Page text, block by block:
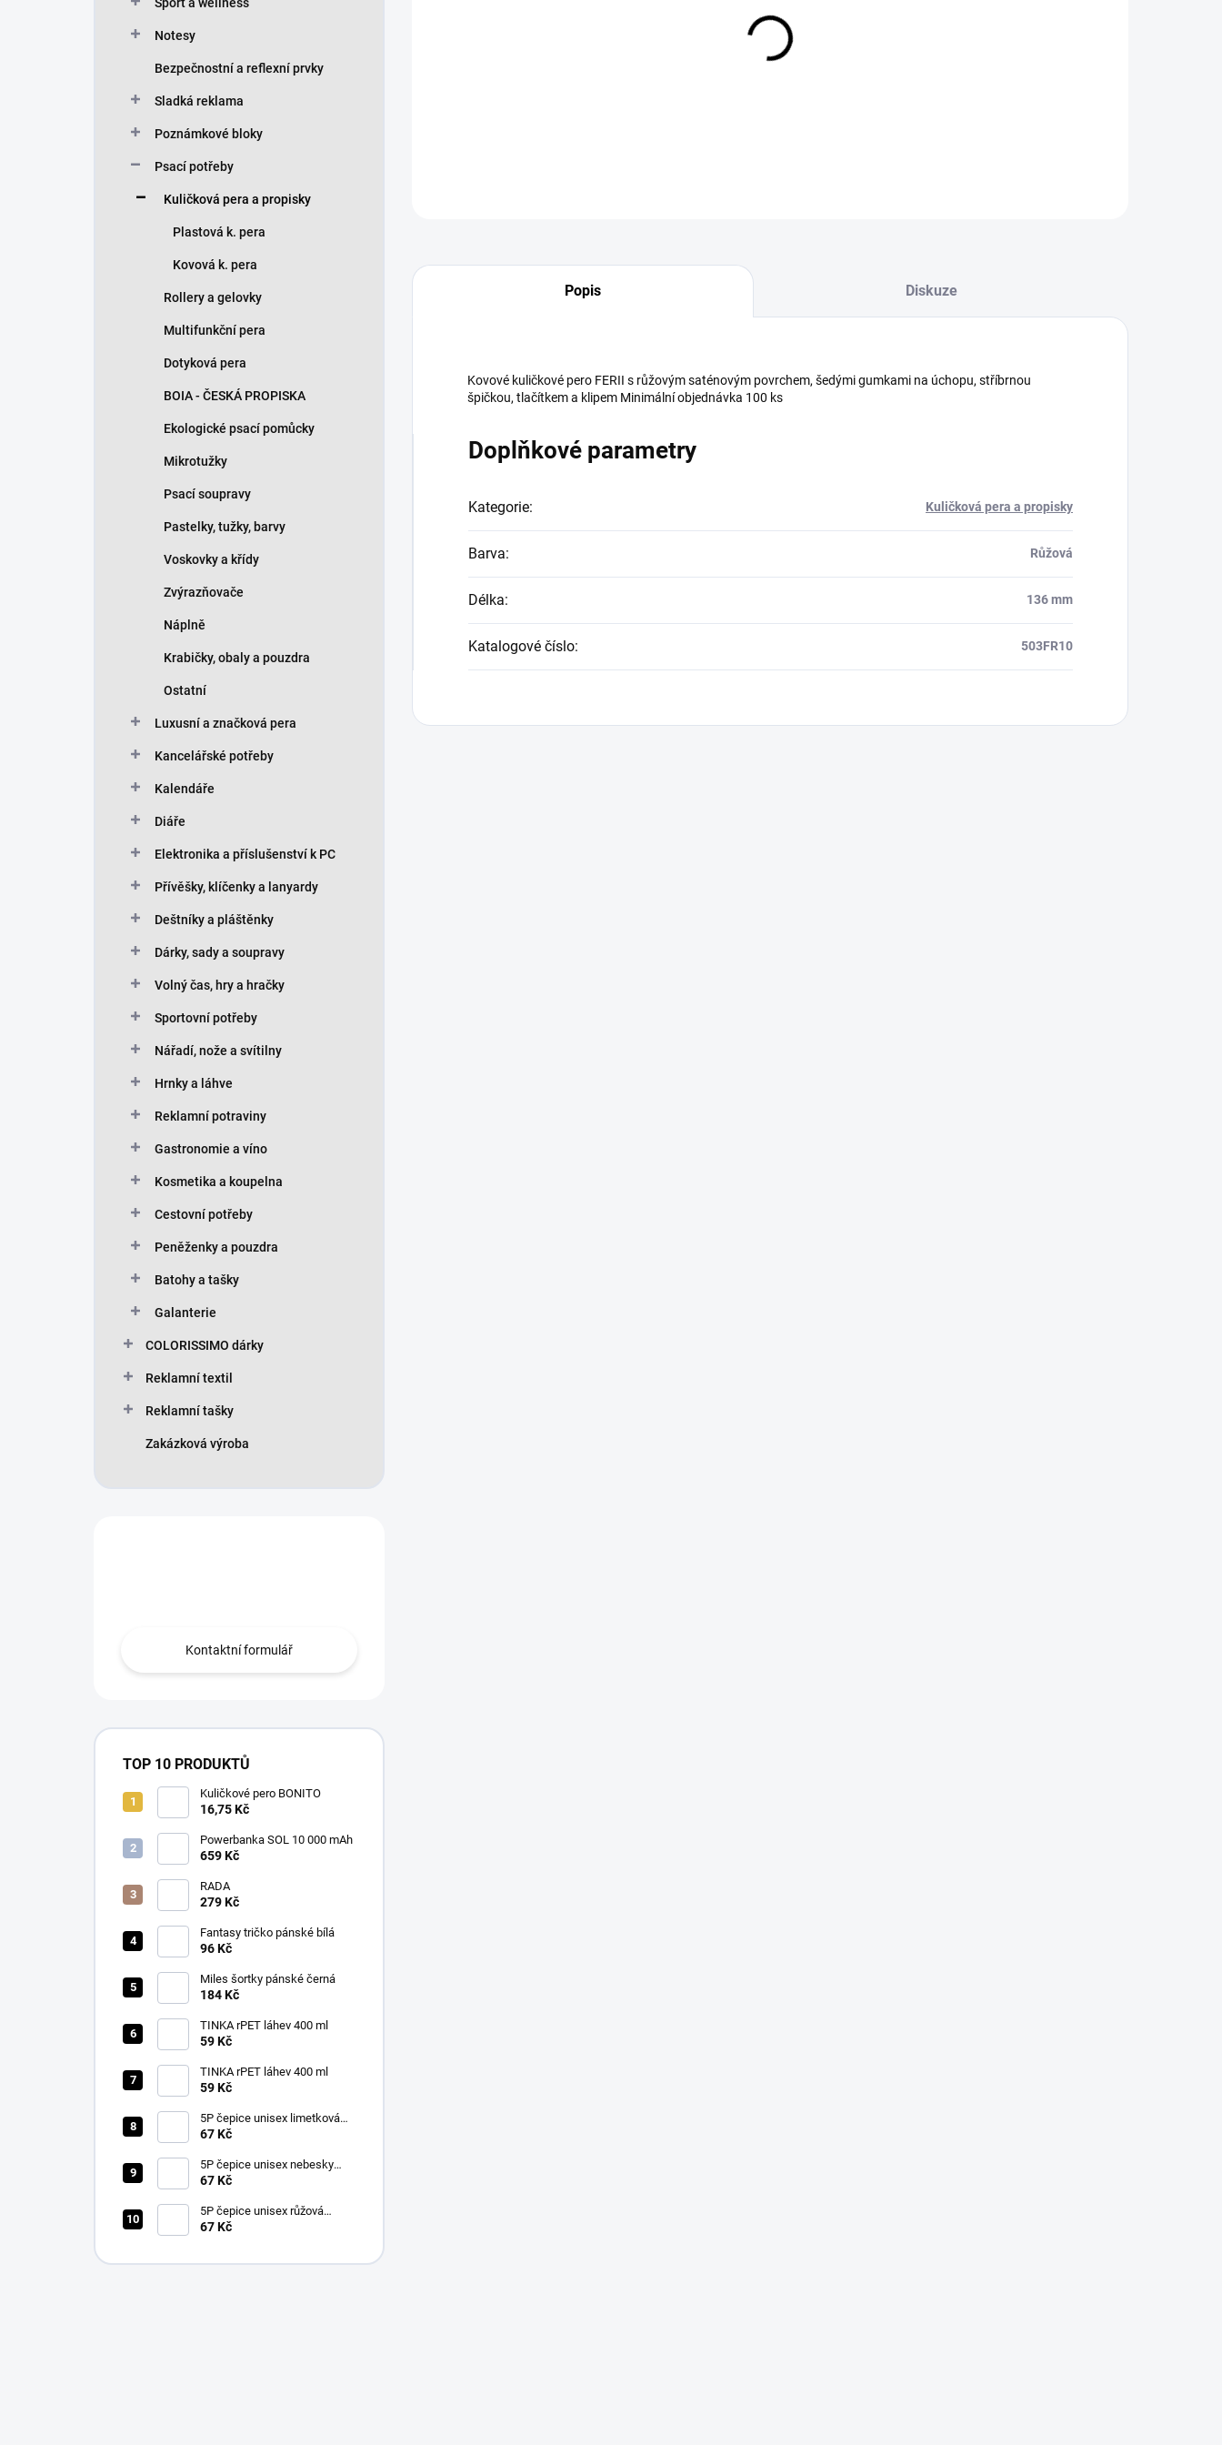
Notesy
Bezpečnostní a reflexní prvky
Sladká reklama
Poznámkové bloky
Psací potřeby
Kuličková pera a propisky
Plastová k. pera
Kovová k. pera
Rollery a gelovky
Multifunkční pera
Dotyková pera
BOIA - ČESKÁ PROPISKA
Ekologické psací pomůcky
Mikrotužky
Psací soupravy
Pastelky, tužky, barvy
Voskovky a křídy
Zvýrazňovače
Náplně
Krabičky, obaly a pouzdra
Ostatní
Luxusní a značková pera
Kancelářské potřeby
Kalendáře
Diáře
Elektronika a příslušenství k PC
Přívěšky, klíčenky a lanyardy
Deštníky a pláštěnky
Dárky, sady a soupravy
Volný čas, hry a hračky
Sportovní potřeby
Nářadí, nože a svítilny
Hrnky a láhve
Reklamní potraviny
Gastronomie a víno
Kosmetika a koupelna
Cestovní potřeby
Peněženky a pouzdra
Batohy a tašky
Galanterie
COLORISSIMO dárky
Reklamní textil
Reklamní tašky
Zakázková výroba
Kontaktní formulář
TOP 10 PRODUKTŮ
Kuličkové pero BONITO
16,75 Kč
Powerbanka SOL 10 000 mAh
659 Kč
RADA
279 Kč
Fantasy tričko pánské bílá
96 Kč
Miles šortky pánské černá
184 Kč
TINKA rPET láhev 400 ml
59 Kč
TINKA rPET láhev 400 ml
59 Kč
5P čepice unisex limetková
nastavitelná
67 Kč
5P čepice unisex nebesky
modrá nastavitelná
67 Kč
5P čepice unisex růžová
nastavitelná
67 Kč
Popis Diskuze
Kovové kuličkové pero FERII s růžovým saténovým povrchem, šedými gumkami na úchopu, stříbrnou
špičkou, tlačítkem a klipem Minimální objednávka 100 ks
Doplňkové parametry
Kategorie: Kuličková pera a propisky
Barva: Růžová
Délka: 136 mm
Katalogové číslo: 503FR10